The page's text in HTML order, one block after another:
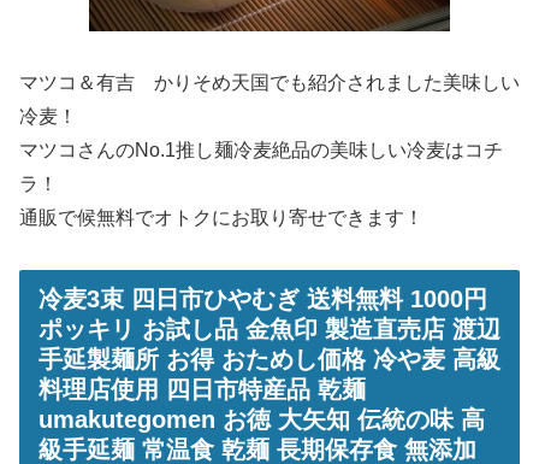
マツコ＆有吉 かりそめ天国でも紹介されました美味しい
冷麦！
マツコさんのNo.1推し麺冷麦絶品の美味しい冷麦はコチ
ラ！
通販で候無料でオトクにお取り寄せできます！
冷麦3束 四日市ひやむぎ 送料無料 1000円
ポッキリ お試し品 金魚印 製造直売店 渡辺
手延製麺所 お得 おためし価格 冷や麦 高級
料理店使用 四日市特産品 乾麺
umakutegomen お徳 大矢知 伝統の味 高
級手延麺 常温食 乾麺 長期保存食 無添加